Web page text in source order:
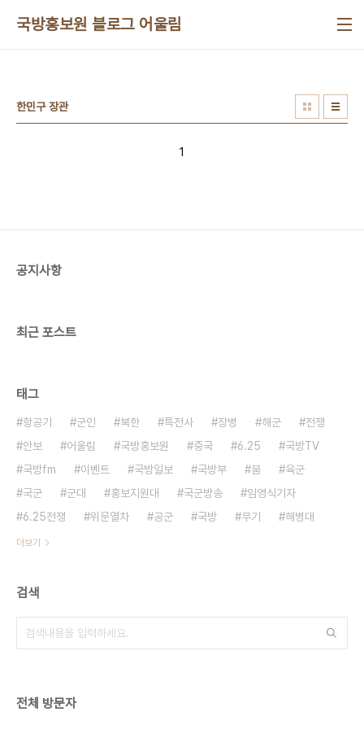
국방홍보원 블로그 어울림
한민구 장관
1
공지사항
최근 포스트
태그
항공기 군인 북한 특전사 장병 해군
전쟁
안보
어울림 국방홍보원 중국 6.25
국방TV
국방fm
이벤트 국방일보 국방부 붐
육군
국군
군대 홍보지원대 국군방송
임영식기자
6.25전쟁
위문열차 공군 국방 무기 해병대
더보기
검색
전체 방문자